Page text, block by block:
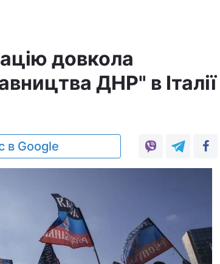
довкола
ДНР" в Італії
в Google